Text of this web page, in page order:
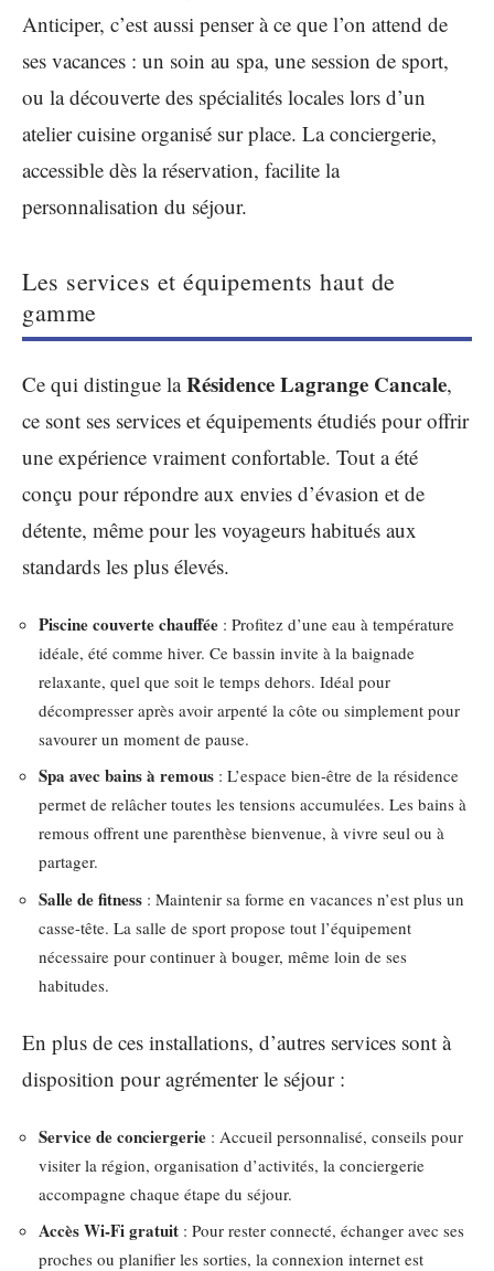
Anticiper, c’est aussi penser à ce que l’on attend de
ses vacances : un soin au spa, une session de sport,
ou la découverte des spécialités locales lors d’un
atelier cuisine organisé sur place. La conciergerie,
accessible dès la réservation, facilite la
personnalisation du séjour.
Les services et équipements haut de
gamme
Ce qui distingue laRésidence Lagrange Cancale,
ce sont ses services et équipements étudiés pour offrir
une expérience vraiment confortable. Tout a été
conçu pour répondre aux envies d’évasion et de
détente, même pour les voyageurs habitués aux
standards les plus élevés.
Piscine couverte chauffée : Profitez d’une eau à température
idéale, été comme hiver. Ce bassin invite à la baignade
relaxante, quel que soit le temps dehors. Idéal pour
décompresser après avoir arpenté la côte ou simplement pour
savourer un moment de pause.
Spa avec bains à remous : L’espace bien-être de la résidence
permet de relâcher toutes les tensions accumulées. Les bains à
remous offrent une parenthèse bienvenue, à vivre seul ou à
partager.
Salle de fitness : Maintenir sa forme en vacances n’est plus un
casse-tête. La salle de sport propose tout l’équipement
nécessaire pour continuer à bouger, même loin de ses
habitudes.
En plus de ces installations, d’autres services sont à
disposition pour agrémenter le séjour :
Service de conciergerie : Accueil personnalisé, conseils pour
visiter la région, organisation d’activités, la conciergerie
accompagne chaque étape du séjour.
Accès Wi-Fi gratuit : Pour rester connecté, échanger avec ses
proches ou planifier les sorties, la connexion internet est